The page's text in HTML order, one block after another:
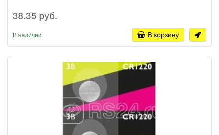
38.35 руб.
В наличии В корзину